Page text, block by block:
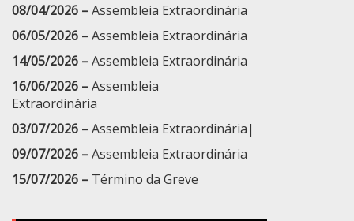
08/04/2026 –Assembleia Extraordinária
06/05/2026 –Assembleia Extraordinária
14/05/2026 –Assembleia Extraordinária
16/06/2026 –Assembleia
Extraordinária
03/07/2026 –Assembleia Extraordinária|
09/07/2026 –Assembleia Extraordinária
15/07/2026 – Término da Greve